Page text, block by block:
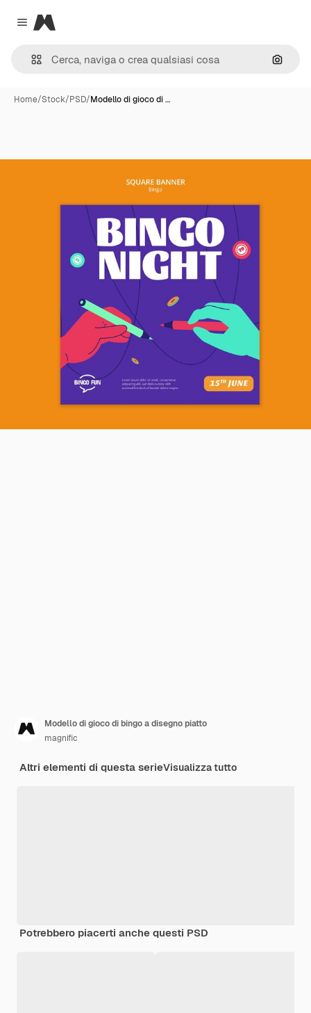
Close menu
Magnific
Cerca
Home/Stock/PSD/Modello di gioco di …
Modello di gioco di bingo a disegno piatto
magnific
Altri elementi di questa serieVisualizza tutto
Potrebbero piacerti anche questi PSD